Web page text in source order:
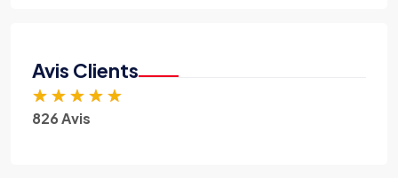
Avis Clients
★ ★ ★ ★ ★
826 Avis